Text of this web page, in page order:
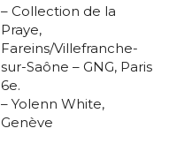
– Collection de la
Praye,
Fareins/Villefranche-
sur-Saône – GNG, Paris
6e.
– Yolenn White,
Genève